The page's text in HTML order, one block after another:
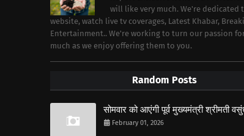
will like very much. We're
website, watch live tv coverages, Latest Khabar,
Entertainment.. We're working to turn our passion
much as we enjoy offering them to you.
Random Posts
सोमवार को आएंगी पूर्व मुख्यमंत्री श्रीमती
February 01, 2026